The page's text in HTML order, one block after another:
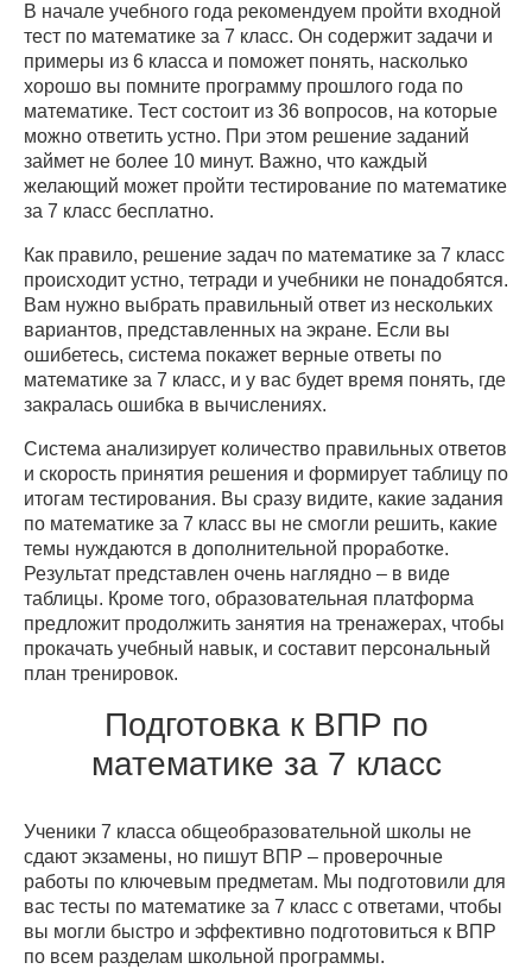
В начале учебного года рекомендуем пройти входной
тест по математике за 7 класс. Он содержит задачи и
примеры из 6 класса и поможет понять, насколько
хорошо вы помните программу прошлого года по
математике. Тест состоит из 36 вопросов, на которые
можно ответить устно. При этом решение заданий
займет не более 10 минут. Важно, что каждый
желающий может пройти тестирование по математике
за 7 класс бесплатно.
Как правило, решение задач по математике за 7 класс
происходит устно, тетради и учебники не понадобятся.
Вам нужно выбрать правильный ответ из нескольких
вариантов, представленных на экране. Если вы
ошибетесь, система покажет верные ответы по
математике за 7 класс, и у вас будет время понять, где
закралась ошибка в вычислениях.
Система анализирует количество правильных ответов
и скорость принятия решения и формирует таблицу по
итогам тестирования. Вы сразу видите, какие задания
по математике за 7 класс вы не смогли решить, какие
темы нуждаются в дополнительной проработке.
Результат представлен очень наглядно – в виде
таблицы. Кроме того, образовательная платформа
предложит продолжить занятия на тренажерах, чтобы
прокачать учебный навык, и составит персональный
план тренировок.
Подготовка к ВПР по
математике за 7 класс
Ученики 7 класса общеобразовательной школы не
сдают экзамены, но пишут ВПР – проверочные
работы по ключевым предметам. Мы подготовили для
вас тесты по математике за 7 класс с ответами, чтобы
вы могли быстро и эффективно подготовиться к ВПР
по всем разделам школьной программы.